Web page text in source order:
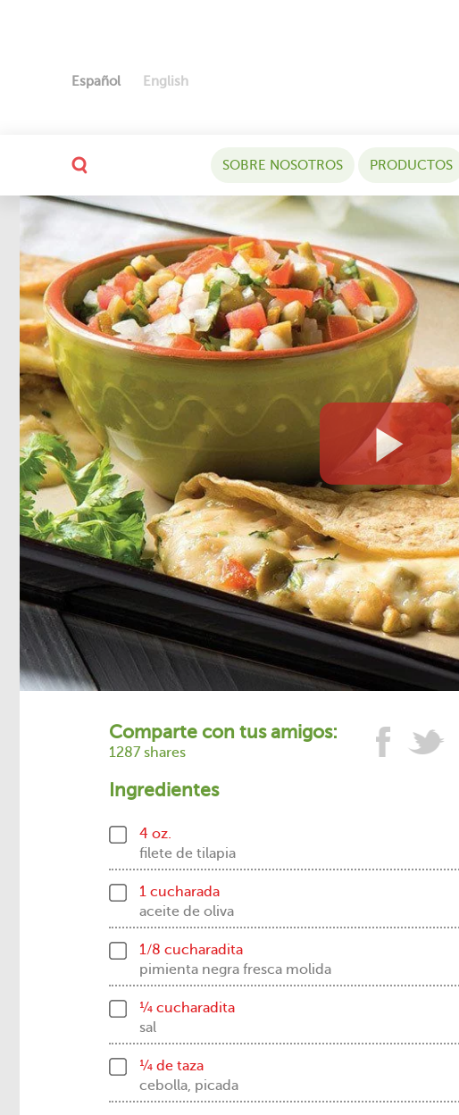
Español English
SOBRE NOSOTROS PRODUCTOS
Comparte con tus amigos:
1287 shares
Ingredientes
4 oz.
filete de tilapia
1 cucharada
aceite de oliva
1/8 cucharadita
pimienta negra fresca molida
¼ cucharadita
sal
¼ de taza
cebolla, picada